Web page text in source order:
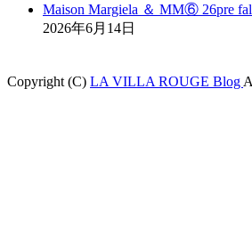
Maison Margiela ＆ MM⑥ 26pre
2026年6月14日
Copyright (C) LA VILLA ROUGE Blog